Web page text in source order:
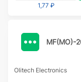
1,77 ₽
MF(MO)-
Olitech Electronics